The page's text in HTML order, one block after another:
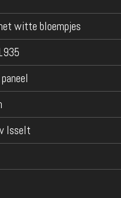
witte bloempjes
Isselt